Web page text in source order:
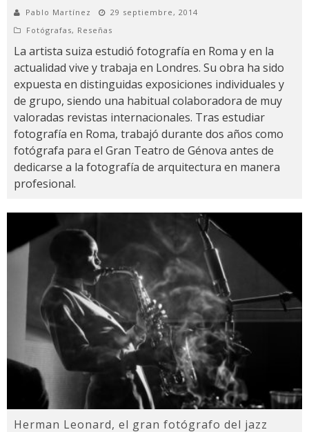
Pablo Martínez
29 septiembre, 2014
Fotógrafas, Reseñas
La artista suiza estudió fotografía en Roma y en la
actualidad vive y trabaja en Londres. Su obra ha sido
expuesta en distinguidas exposiciones individuales y
de grupo, siendo una habitual colaboradora de muy
valoradas revistas internacionales. Tras estudiar
fotografía en Roma, trabajó durante dos años como
fotógrafa para el Gran Teatro de Génova antes de
dedicarse a la fotografía de arquitectura en manera
profesional.
Herman Leonard, el gran fotógrafo del jazz